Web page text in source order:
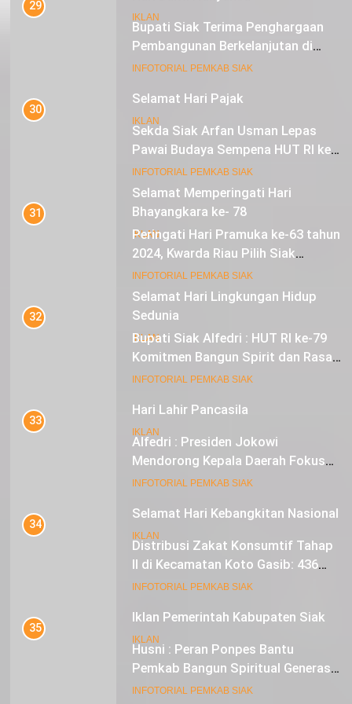
IKLAN
Selamat Hari Pajak
IKLAN
Selamat Memperingati Hari
Bhayangkara ke- 78
IKLAN
Selamat Hari Lingkungan Hidup
Sedunia
IKLAN
Hari Lahir Pancasila
IKLAN
Selamat Hari Kebangkitan Nasional
IKLAN
Iklan Pemerintah Kabupaten Siak
IKLAN
29
Bupati Siak Terima Penghargaan
Pembangunan Berkelanjutan di
Lestari Awards 2024
INFOTORIAL PEMKAB SIAK
30
Sekda Siak Arfan Usman Lepas
Pawai Budaya Sempena HUT RI ke-
79
INFOTORIAL PEMKAB SIAK
31
Peringati Hari Pramuka ke-63 tahun
2024, Kwarda Riau Pilih Siak
Sebagai Tuan Rumah
INFOTORIAL PEMKAB SIAK
32
Bupati Siak Alfedri : HUT RI ke-79
Komitmen Bangun Spirit dan Rasa
Nasionalisme
INFOTORIAL PEMKAB SIAK
33
Alfedri : Presiden Jokowi
Mendorong Kepala Daerah Fokus
pada Inflasi dan Pilkada Serentak
INFOTORIAL PEMKAB SIAK
34
Distribusi Zakat Konsumtif Tahap
II di Kecamatan Koto Gasib: 436
Mustahik Terima Bantuan
INFOTORIAL PEMKAB SIAK
35
Husni : Peran Ponpes Bantu
Pemkab Bangun Spiritual Generasi
Muda
INFOTORIAL PEMKAB SIAK